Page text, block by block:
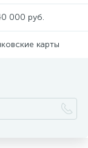
000 руб.
карты